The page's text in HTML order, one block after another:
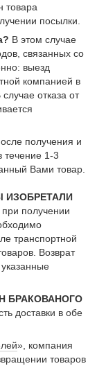
товара
посылки.
В этом случае
связанных со
выезд
компанией в
отказа от
получения и
течение 1-3
Вами товар.
ИЗОБРЕТАЛИ
получении
транспортной
Возврат
БРАКОВАНОГО
доставки в обе
», компания
товаров